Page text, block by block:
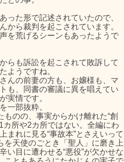
った形で記述されていたので、
から裁判を起こされています。
を荒げるシーンもあったようで
らも訴訟を起こされて敗訴して
ようですね。
んの前妻の方も、お嬢様も、マ
も、同書の審議に異を唱えてい
実情です。
一部抜粋。
ものの、事実からかけ離れた“創
カ所や2カ所ではない。全編にわ
まれに見る“事故本”とさえいって
天使のごとき「聖人」に磨き上
目に遭わせる“悪役”が欠かせな